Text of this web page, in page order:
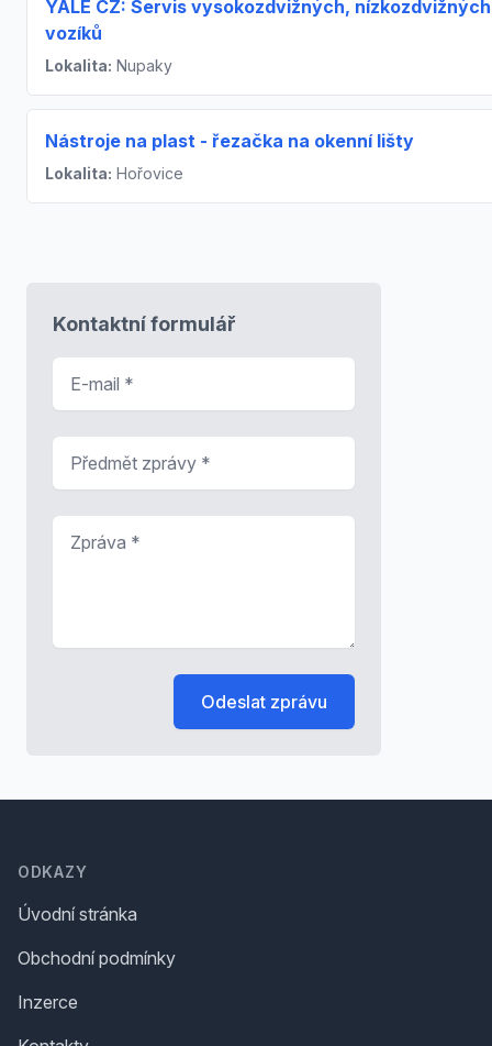
YALE CZ: Servis vysokozdvižných, nízkozdvižných
vozíků
Lokalita: Nupaky
Nástroje na plast - řezačka na okenní lišty
Lokalita: Hořovice
Kontaktní formulář
Odeslat zprávu
ODKAZY
Úvodní stránka
Obchodní podmínky
Inzerce